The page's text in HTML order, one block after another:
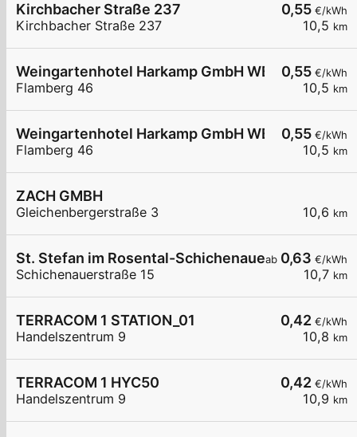
0,55 €/kWh
10,5 km
Kirchbacher Straße 237
Kirchbacher Straße 237
0,55 €/kWh
10,5 km
Weingartenhotel Harkamp GmbH WB1
Flamberg 46
0,55 €/kWh
10,5 km
Weingartenhotel Harkamp GmbH WB2
Flamberg 46
10,6 km
ZACH GMBH
Gleichenbergerstraße 3
ab 0,63 €/kWh
10,7 km
St. Stefan im Rosental-Schichenauerstraße 15
Schichenauerstraße 15
0,42 €/kWh
10,8 km
TERRACOM 1 STATION_01
Handelszentrum 9
0,42 €/kWh
10,9 km
TERRACOM 1 HYC50
Handelszentrum 9